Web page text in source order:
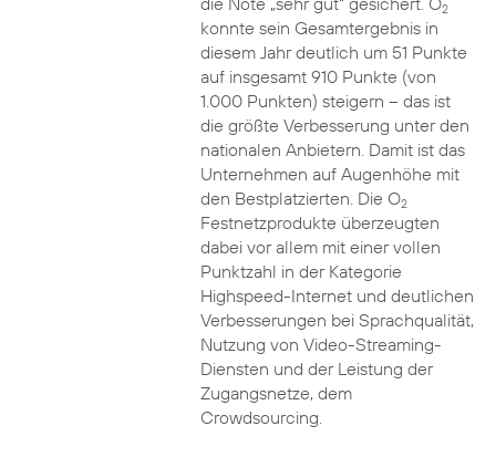
2
konnte sein Gesamtergebnis in
diesem Jahr deutlich um 51 Punkte
auf insgesamt 910 Punkte (von
1.000 Punkten) steigern – das ist
die größte Verbesserung unter den
nationalen Anbietern. Damit ist das
Unternehmen auf Augenhöhe mit
den Bestplatzierten. Die O2
Festnetzprodukte überzeugten
dabei vor allem mit einer vollen
Punktzahl in der Kategorie
Highspeed-Internet und deutlichen
Verbesserungen bei Sprachqualität,
Nutzung von Video-Streaming-
Diensten und der Leistung der
Zugangsnetze, dem
Crowdsourcing.